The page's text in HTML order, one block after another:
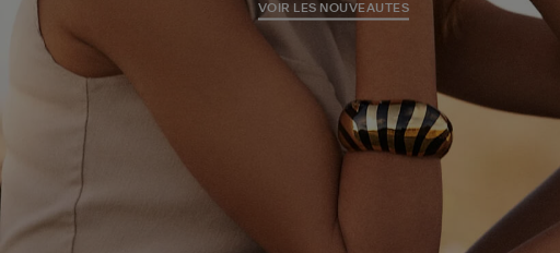
VOIR LES NOUVEAUTES